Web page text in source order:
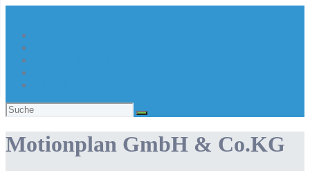
Suchen
nach:
Motionplan GmbH & Co.KG